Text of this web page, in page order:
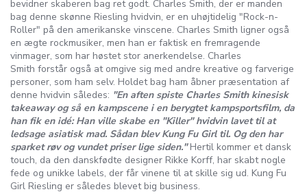
bevidner skaberen bag ret godt. Charles Smith, der er manden
bag denne skønne Riesling hvidvin, er en uhøjtidelig "Rock-n-
Roller" på den amerikanske vinscene. Charles Smith ligner også
en ægte rockmusiker, men han er faktisk en fremragende
vinmager, som har høstet stor anerkendelse. Charles
Smith forstår også at omgive sig med andre kreative og farverige
personer, som ham selv. Holdet bag ham åbner præsentation af
denne hvidvin således: "En aften spiste Charles Smith kinesisk
takeaway og så en kampscene i en berygtet kampsportsfilm, da
han fik en idé: Han ville skabe en "Killer" hvidvin lavet til at
ledsage asiatisk mad. Sådan blev Kung Fu Girl til. Og den har
sparket røv og vundet priser lige siden."Hertil kommer et dansk
touch, da den danskfødte designer Rikke Korff, har skabt nogle
fede og unikke labels, der får vinene til at skille sig ud. Kung Fu
Girl Riesling er således blevet big business.